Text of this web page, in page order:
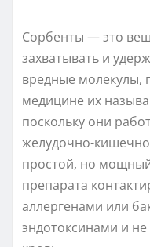
Сорбенты — это
захватывать и
вредные молекулы,
медицине их
поскольку они
желудочно-
простой, но
препарата
аллергенами или
эндотоксинами и